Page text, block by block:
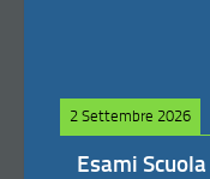
2 Settembre 2026
Esami